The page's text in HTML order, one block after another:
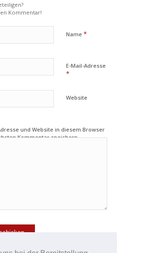
Kommentar!
Name *
E-Mail-Adresse
*
Website
und Website in diesem Browser
Kommentar speichern.